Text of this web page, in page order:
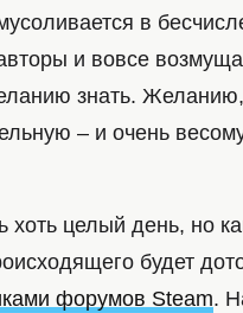
в
и вовсе
знать. Желанию,
– и очень
хоть целый день, но
будет
форумов Steam.